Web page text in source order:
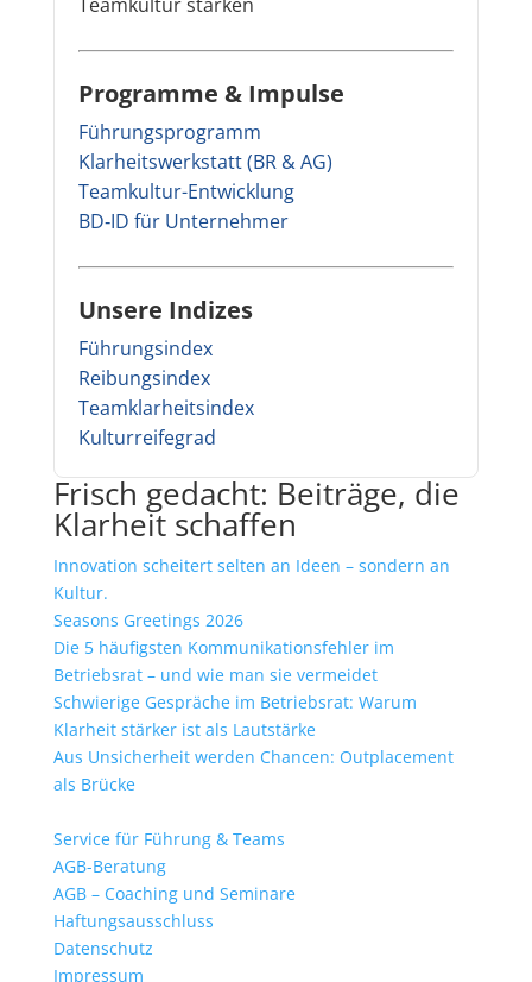
Programme & Impulse
Führungsprogramm
Klarheitswerkstatt (BR & AG)
Teamkultur-Entwicklung
BD‑ID für Unternehmer
Unsere Indizes
Führungsindex
Reibungsindex
Teamklarheitsindex
Kulturreifegrad
Frisch gedacht: Beiträge, die
Klarheit schaffen
Innovation scheitert selten an Ideen – sondern an
Kultur.
Seasons Greetings 2026
Die 5 häufigsten Kommunikationsfehler im
Betriebsrat – und wie man sie vermeidet
Schwierige Gespräche im Betriebsrat: Warum
Klarheit stärker ist als Lautstärke
Aus Unsicherheit werden Chancen: Outplacement
als Brücke
Service für Führung & Teams
AGB-Beratung
AGB – Coaching und Seminare
Haftungsausschluss
Datenschutz
Impressum